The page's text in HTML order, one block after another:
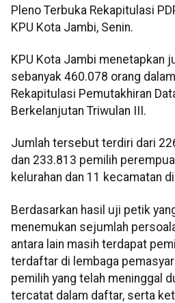
Pleno Terbuka Rekapitulasi
KPU Kota Jambi, Senin.
KPU Kota Jambi menetapkan
sebanyak 460.078 orang
Rekapitulasi Pemutakhiran
Berkelanjutan Triwulan III.
Jumlah tersebut terdiri dari
dan 233.813 pemilih
kelurahan dan 11 kecamatan
Berdasarkan hasil uji petik
menemukan sejumlah
antara lain masih terdapat
terdaftar di lembaga
pemilih yang telah meninggal
tercatat dalam daftar, serta